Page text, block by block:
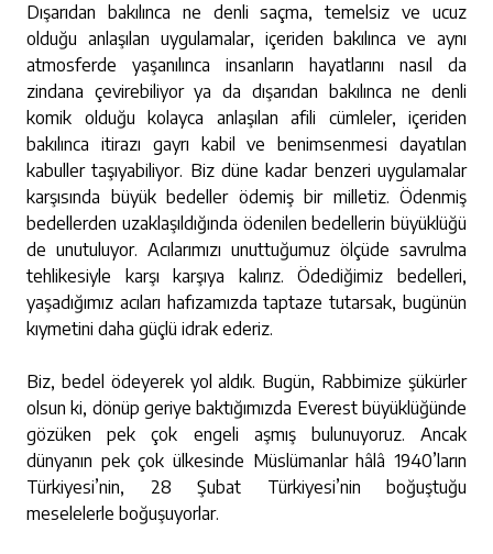
Dışarıdan bakılınca ne denli saçma, temelsiz ve ucuz
olduğu anlaşılan uygulamalar, içeriden bakılınca ve aynı
atmosferde yaşanılınca insanların hayatlarını nasıl da
zindana çevirebiliyor ya da dışarıdan bakılınca ne denli
komik olduğu kolayca anlaşılan afili cümleler, içeriden
bakılınca itirazı gayrı kabil ve benimsenmesi dayatılan
kabuller taşıyabiliyor. Biz düne kadar benzeri uygulamalar
karşısında büyük bedeller ödemiş bir milletiz. Ödenmiş
bedellerden uzaklaşıldığında ödenilen bedellerin büyüklüğü
de unutuluyor. Acılarımızı unuttuğumuz ölçüde savrulma
tehlikesiyle karşı karşıya kalırız. Ödediğimiz bedelleri,
yaşadığımız acıları hafızamızda taptaze tutarsak, bugünün
kıymetini daha güçlü idrak ederiz.
Biz, bedel ödeyerek yol aldık. Bugün, Rabbimize şükürler
olsun ki, dönüp geriye baktığımızda Everest büyüklüğünde
gözüken pek çok engeli aşmış bulunuyoruz. Ancak
dünyanın pek çok ülkesinde Müslümanlar hâlâ 1940’ların
Türkiyesi’nin, 28 Şubat Türkiyesi’nin boğuştuğu
meselelerle boğuşuyorlar.